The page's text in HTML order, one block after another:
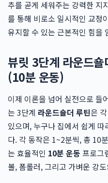
추를 곧게 세워주는 강력한 지
를 통해 비로소 일시적인 교정
유지할 수 있는 근본적인 힘을
뷰릿 3단계 라운드
(10분 운동)
이제 이론을 넘어 실전으로 들
는 3단계 라운드숄더 루틴은
있으며, 누구나 집에서 쉽게
다. 각 동작은 1~2분씩, 총 10
는 효율적인 10분 운동 프로그
볼, 폼롤러, 그리고 가벼운 강